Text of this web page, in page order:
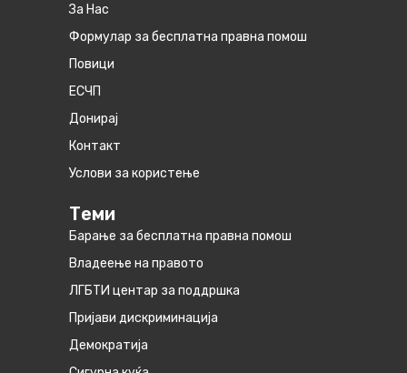
За Нас
Формулар за бесплатна правна помош
Повици
ЕСЧП
Донирај
Контакт
Услови за користење
Теми
Барање за бесплатна правна помош
Владеење на правото
ЛГБТИ центар за поддршка
Пријави дискриминација
Демократија